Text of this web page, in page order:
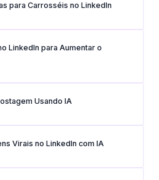
para Carrosséis no LinkedIn
LinkedIn para Aumentar o
Usando IA
Virais no LinkedIn com IA